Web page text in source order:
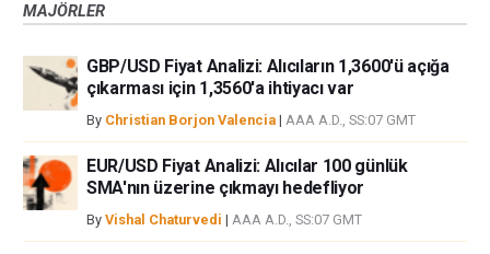
MAJÖRLER
GBP/USD Fiyat Analizi: Alıcıların 1,3600'ü açığa
çıkarması için 1,3560'a ihtiyacı var
By Christian Borjon Valencia | AAA A.D., SS:07 GMT
EUR/USD Fiyat Analizi: Alıcılar 100 günlük
SMA'nın üzerine çıkmayı hedefliyor
By Vishal Chaturvedi | AAA A.D., SS:07 GMT